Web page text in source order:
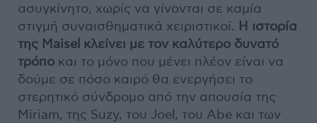
ασυγκίνητο, χωρίς να γίνονται σε καμία
στιγμή συναισθηματικά χειριστικοί. Η ιστορία
της Maisel κλείνει με τον καλύτερο δυνατό
τρόπο και το μόνο που μένει πλέον είναι να
δούμε σε πόσο καιρό θα ενεργήσει το
στερητικό σύνδρομο από την απουσία της
Miriam, της Suzy, του Joel, του Abe και των